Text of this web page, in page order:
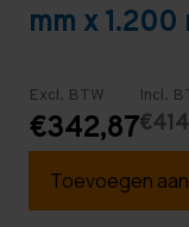
mm x 1.200
Excl. BTW
€342,87
Incl.
Toevoegen